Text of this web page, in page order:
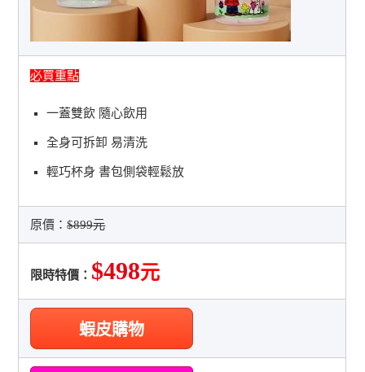
必買重點
一蓋雙飲 隨心飲用
全身可拆卸 易清洗
輕巧杯身 書包側袋輕鬆放
原價：$899元
限時特價： $498元
蝦皮購物